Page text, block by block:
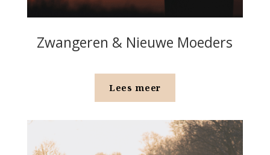
Zwangeren & Nieuwe Moeders
Lees meer